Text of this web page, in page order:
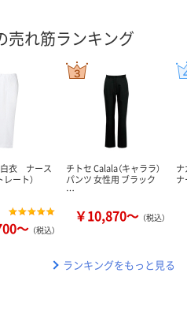
売れ筋ランキング
衣 ナース
レート）
～ （税込）
チトセ Calala（キャララ）
パンツ 女性用 ブラック
…
￥10,870～ （税込）
ランキングをもっと見る